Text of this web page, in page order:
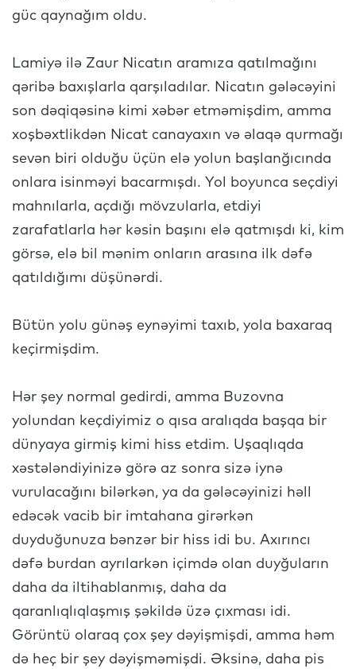
güc qaynağım oldu.
Lamiyə ilə Zaur Nicatın aramıza qatılmağını
qəribə baxışlarla qarşıladılar. Nicatın gələcəyini
son dəqiqəsinə kimi xəbər etməmişdim, amma
xoşbəxtlikdən Nicat canayaxın və əlaqə qurmağı
sevən biri olduğu üçün elə yolun başlanğıcında
onlara isinməyi bacarmışdı. Yol boyunca seçdiyi
mahnılarla, açdığı mövzularla, etdiyi
zarafatlarla hər kəsin başını elə qatmışdı ki, kim
görsə, elə bil mənim onların arasına ilk dəfə
qatıldığımı düşünərdi.
Bütün yolu günəş eynəyimi taxıb, yola baxaraq
keçirmişdim.
Hər şey normal gedirdi, amma Buzovna
yolundan keçdiyimiz o qısa aralıqda başqa bir
dünyaya girmiş kimi hiss etdim. Uşaqlıqda
xəstələndiyinizə görə az sonra sizə iynə
vurulacağını bilərkən, ya da gələcəyinizi həll
edəcək vacib bir imtahana girərkən
duyduğunuza bənzər bir hiss idi bu. Axırıncı
dəfə burdan ayrılarkən içimdə olan duyğuların
daha da iltihablanmış, daha da
qaranlıqlıqlaşmış şəkildə üzə çıxması idi.
Görüntü olaraq çox şey dəyişmişdi, amma həm
də heç bir şey dəyişməmişdi. Əksinə, daha pis